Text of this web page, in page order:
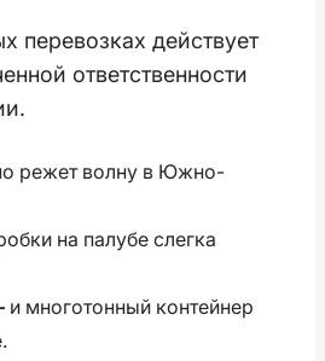
перевозках действует
ответственности
режет волну в Южно-
на палубе слегка
и многотонный контейнер